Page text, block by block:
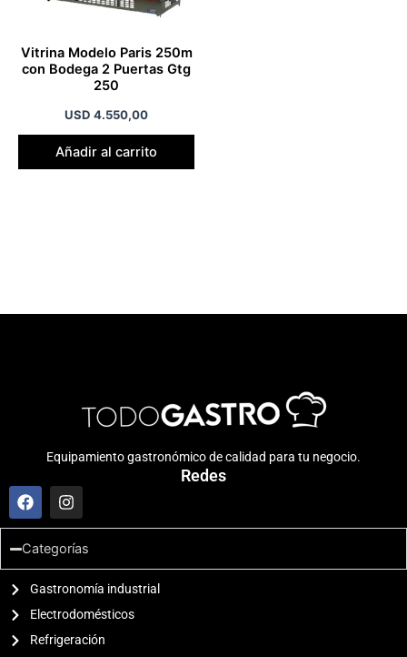
Vitrina Modelo Paris 250m
con Bodega 2 Puertas Gtg
250
USD 4.550,00
Añadir al carrito
Equipamiento gastronómico de calidad para tu negocio.
Redes
F
a
c
e
b
o
o
k
I
n
s
t
a
g
r
a
m
Categorías
Gastronomía industrial
Electrodomésticos
Refrigeración